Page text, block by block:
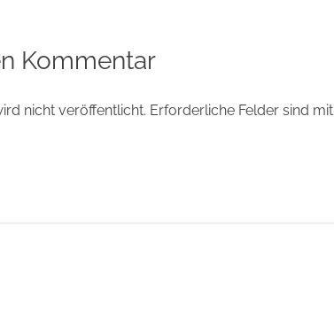
Kommentar
nicht veröffentlicht. Erforderliche Felder sind mit